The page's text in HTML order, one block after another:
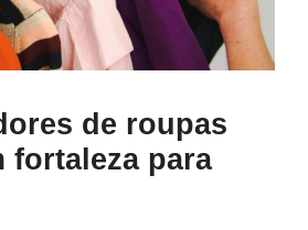
de roupas
fortaleza para